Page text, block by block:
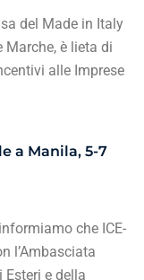
del Made in Italy
Marche, è lieta di
alle Imprese
a Manila, 5-7
che ICE-
l’Ambasciata
e della